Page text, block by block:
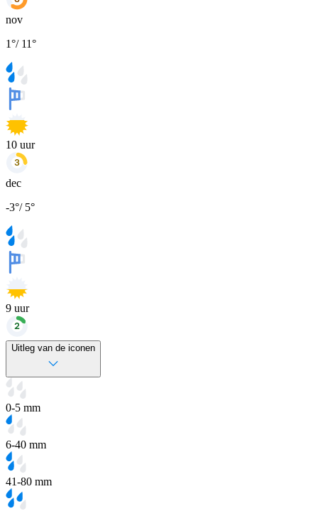
nov
1°/ 11°
10 uur
dec
-3°/ 5°
9 uur
Uitleg van de iconen
0-5 mm
6-40 mm
41-80 mm